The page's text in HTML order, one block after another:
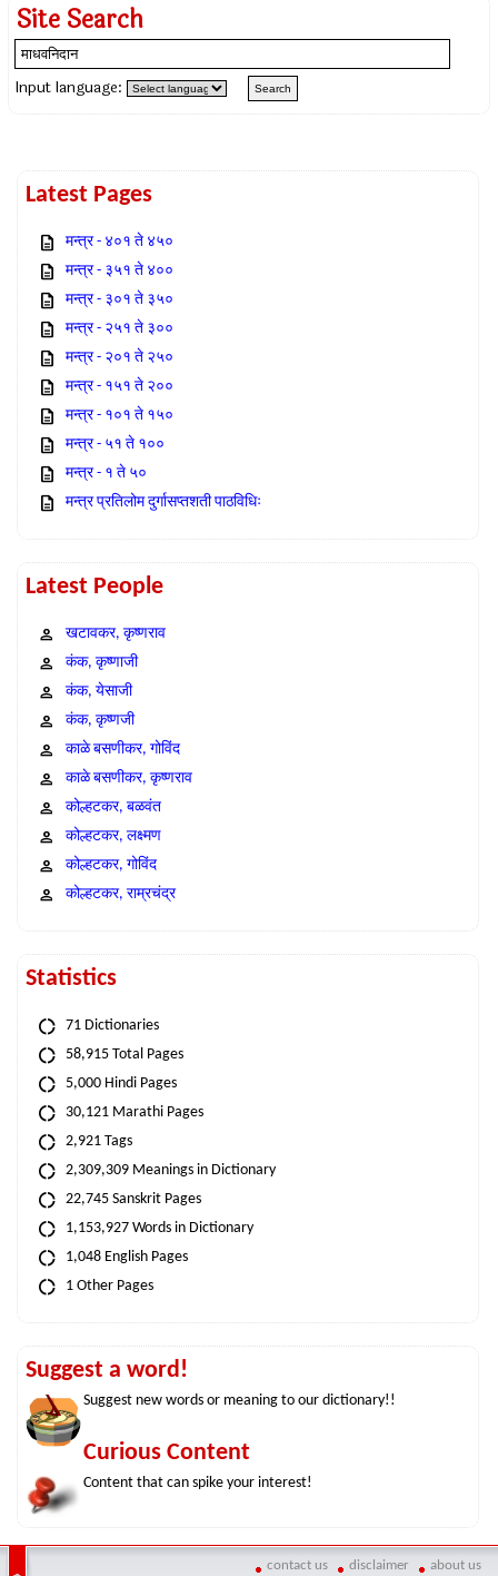
Site Search
Input language:
Latest Pages
मन्त्र - ४०१ ते ४५०
मन्त्र - ३५१ ते ४००
मन्त्र - ३०१ ते ३५०
मन्त्र - २५१ ते ३००
मन्त्र - २०१ ते २५०
मन्त्र - १५१ ते २००
मन्त्र - १०१ ते १५०
मन्त्र - ५१ ते १००
मन्त्र - १ ते ५०
मन्त्र प्रतिलोम दुर्गासप्तशती पाठविधिः
Latest People
खटावकर, कृष्णराव
कंक, कृष्णाजी
कंक, येसाजी
कंक, कृष्णजी
काळे बसणीकर, गोविंद
काळे बसणीकर, कृष्णराव
कोल्हटकर, बळवंत
कोल्हटकर, लक्ष्मण
कोल्हटकर, गोविंद
कोल्हटकर, राम्रचंद्र
Statistics
71 Dictionaries
58,915 Total Pages
5,000 Hindi Pages
30,121 Marathi Pages
2,921 Tags
2,309,309 Meanings in Dictionary
22,745 Sanskrit Pages
1,153,927 Words in Dictionary
1,048 English Pages
1 Other Pages
Suggest a word!
Suggest new words or meaning to our dictionary!!
Curious Content
Content that can spike your interest!
contact us disclaimer about us